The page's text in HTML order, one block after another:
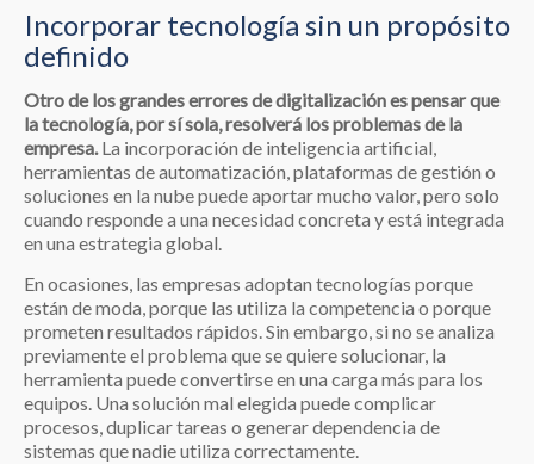
Incorporar tecnología sin un propósito
definido
Otro de los grandes errores de digitalización es pensar que
la tecnología, por sí sola, resolverá los problemas de la
empresa.La incorporación de inteligencia artificial,
herramientas de automatización, plataformas de gestión o
soluciones en la nube puede aportar mucho valor, pero solo
cuando responde a una necesidad concreta y está integrada
en una estrategia global.
En ocasiones, las empresas adoptan tecnologías porque
están de moda, porque las utiliza la competencia o porque
prometen resultados rápidos. Sin embargo, si no se analiza
previamente el problema que se quiere solucionar, la
herramienta puede convertirse en una carga más para los
equipos. Una solución mal elegida puede complicar
procesos, duplicar tareas o generar dependencia de
sistemas que nadie utiliza correctamente.